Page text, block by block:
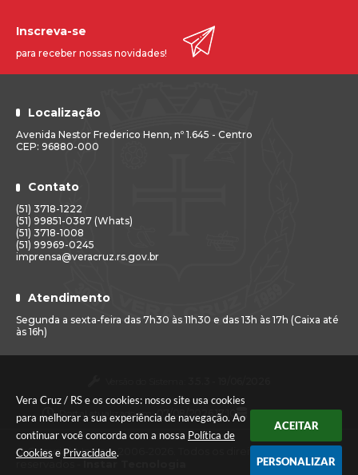
Vera Cruz / RS e os cookies: nosso site usa cookies
para melhorar a sua experiência de navegação. Ao
continuar você concorda com a nossa Política de
Cookies e Privacidade.
ACEITAR
PERSONALIZAR
Localização
Avenida Nestor Frederico Henn, nº 1.645 - Centro
CEP: 96880-000
Contato
(51) 3718-1222
(51) 99851-0387 (Whats)
(51) 3718-1008
(51) 99969-0245
imprensa@veracruz.rs.gov.br
Atendimento
Segunda a sexta-feira das 7h30 às 11h30 e das 13h às 17h (Caixa até
às 16h)
Inscreva-se
para receber nossas novidades!
Portal atualizado em:07/08/2026 17:10 Dados Abertos
© Copyright Instar - 2006-2026. Todos os direitos